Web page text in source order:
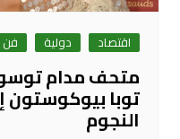
اقتصاد دولية فن
متحف مدام
توبا
النجوم